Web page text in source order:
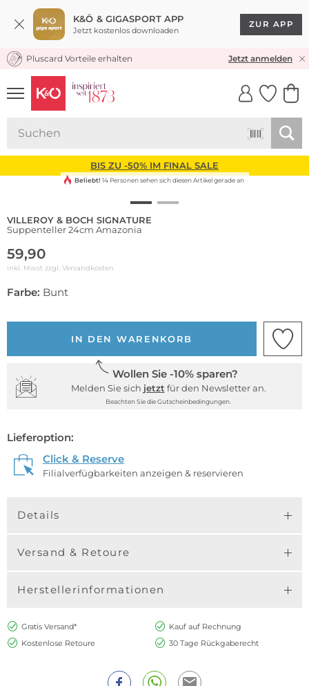
K&Ö & GIGASPORT APP
Jetzt kostenlos downloaden
ZUR APP
KOSTENLOSER VERSAND* & RÜCKVERSAND
Pluscard Vorteile erhalten Jetzt anmelden
UNSERE APP
CLICK &
BIS ZU -50% IM FINAL SALE
Beliebt! 14 Personen sehen sich diesen Artikel gerade an
VILLEROY & BOCH SIGNATURE
Suppenteller 24cm Amazonia
59,90
inkl. Mwst zzgl. Versandkosten
Farbe: Bunt
IN DEN WARENKORB
Wollen Sie -10% sparen?
Melden Sie sich jetzt für den Newsletter an.
Beachten Sie die Gutscheinbedingungen.
Lieferoption:
Click & Reserve
Filialverfügbarkeiten anzeigen & reservieren
Details
Versand & Retoure
Herstellerinformationen
Gratis Versand*
Kauf auf Rechnung
Kostenlose Retoure
30 Tage Rückgaberecht